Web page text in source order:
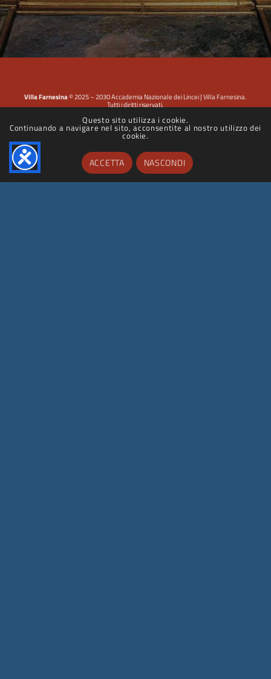
Villa Farnesina© 2025 – 2030 Accademia Nazionale dei Lincei | Villa Farnesina.
Tutti i diritti riservati.
Privacy Policy|Cookie Policy |Dichiarazione di accessibilità
Questo sito utilizza i cookie.
Continuando a navigare nel sito, acconsentite al nostro utilizzo dei
cookie.
ACCETTA NASCONDI